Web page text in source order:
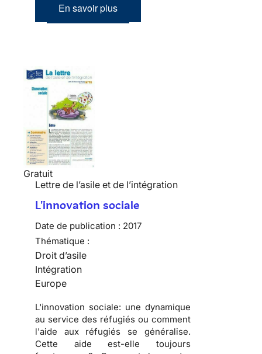
En savoir plus
Gratuit
Lettre de l’asile et de l’intégration
L'innovation sociale
Date de publication : 2017
Thématique :
Droit d’asile
Intégration
Europe
L'innovation sociale: une dynamique
au service des réfugiés ou comment
l'aide aux réfugiés se généralise.
Cette aide est-elle toujours